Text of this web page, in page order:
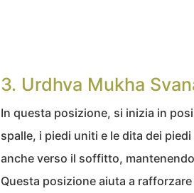
3. Urdhva Mukha
In questa posizione, si inizia in
spalle, i piedi uniti e le dita dei
anche verso il soffitto,
Questa posizione aiuta a